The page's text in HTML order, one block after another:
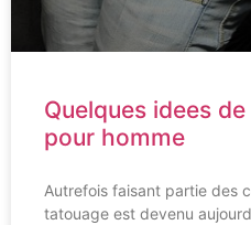
Quelques idees
pour homme
Autrefois faisant partie des
tatouage est devenu